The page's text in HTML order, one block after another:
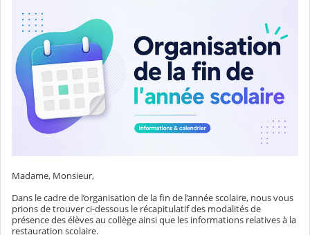
Madame, Monsieur,
Dans le cadre de l’organisation de la fin de l’année scolaire, nous vous
prions de trouver ci-dessous le récapitulatif des modalités de
présence des élèves au collège ainsi que les informations relatives à la
restauration scolaire.